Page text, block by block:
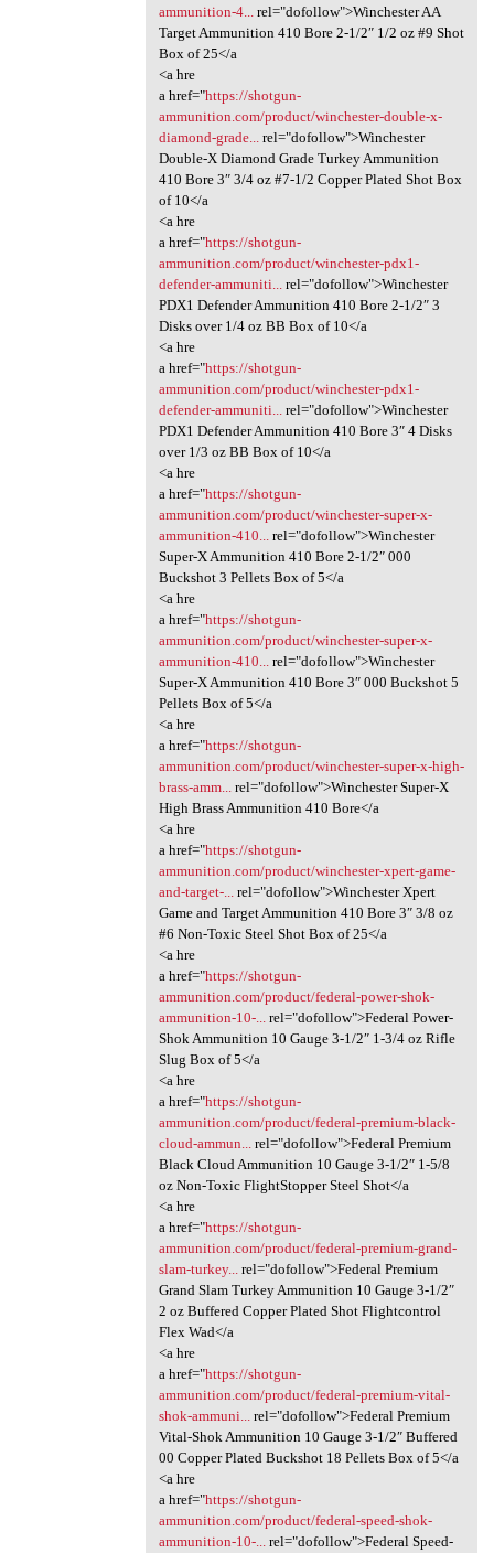
ammunition-4...rel="dofollow">Winchester AA
Target Ammunition 410 Bore 2-1/2″ 1/2 oz #9 Shot
Box of 25</a
<a hre
a href="https://shotgun-
ammunition.com/product/winchester-double-x-
diamond-grade...rel="dofollow">Winchester
Double-X Diamond Grade Turkey Ammunition
410 Bore 3″ 3/4 oz #7-1/2 Copper Plated Shot Box
of 10</a
<a hre
a href="https://shotgun-
ammunition.com/product/winchester-pdx1-
defender-ammuniti...rel="dofollow">Winchester
PDX1 Defender Ammunition 410 Bore 2-1/2″ 3
Disks over 1/4 oz BB Box of 10</a
<a hre
a href="https://shotgun-
ammunition.com/product/winchester-pdx1-
defender-ammuniti...rel="dofollow">Winchester
PDX1 Defender Ammunition 410 Bore 3″ 4 Disks
over 1/3 oz BB Box of 10</a
<a hre
a href="https://shotgun-
ammunition.com/product/winchester-super-x-
ammunition-410...rel="dofollow">Winchester
Super-X Ammunition 410 Bore 2-1/2″ 000
Buckshot 3 Pellets Box of 5</a
<a hre
a href="https://shotgun-
ammunition.com/product/winchester-super-x-
ammunition-410...rel="dofollow">Winchester
Super-X Ammunition 410 Bore 3″ 000 Buckshot 5
Pellets Box of 5</a
<a hre
a href="https://shotgun-
ammunition.com/product/winchester-super-x-high-
brass-amm...rel="dofollow">Winchester Super-X
High Brass Ammunition 410 Bore</a
<a hre
a href="https://shotgun-
ammunition.com/product/winchester-xpert-game-
and-target-...rel="dofollow">Winchester Xpert
Game and Target Ammunition 410 Bore 3″ 3/8 oz
#6 Non-Toxic Steel Shot Box of 25</a
<a hre
a href="https://shotgun-
ammunition.com/product/federal-power-shok-
ammunition-10-...rel="dofollow">Federal Power-
Shok Ammunition 10 Gauge 3-1/2″ 1-3/4 oz Rifle
Slug Box of 5</a
<a hre
a href="https://shotgun-
ammunition.com/product/federal-premium-black-
cloud-ammun...rel="dofollow">Federal Premium
Black Cloud Ammunition 10 Gauge 3-1/2″ 1-5/8
oz Non-Toxic FlightStopper Steel Shot</a
<a hre
a href="https://shotgun-
ammunition.com/product/federal-premium-grand-
slam-turkey...rel="dofollow">Federal Premium
Grand Slam Turkey Ammunition 10 Gauge 3-1/2″
2 oz Buffered Copper Plated Shot Flightcontrol
Flex Wad</a
<a hre
a href="https://shotgun-
ammunition.com/product/federal-premium-vital-
shok-ammuni...rel="dofollow">Federal Premium
Vital-Shok Ammunition 10 Gauge 3-1/2″ Buffered
00 Copper Plated Buckshot 18 Pellets Box of 5</a
<a hre
a href="https://shotgun-
ammunition.com/product/federal-speed-shok-
ammunition-10-...rel="dofollow">Federal Speed-